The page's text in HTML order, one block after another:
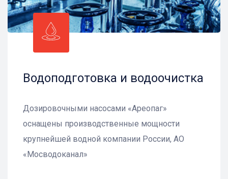
Водоподготовка и водоочистка
Дозировочными насосами «Ареопаг»
оснащены производственные мощности
крупнейшей водной компании России, АО
«Мосводоканал»